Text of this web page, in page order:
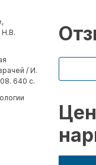
Н.В.
/ И.
640 с.